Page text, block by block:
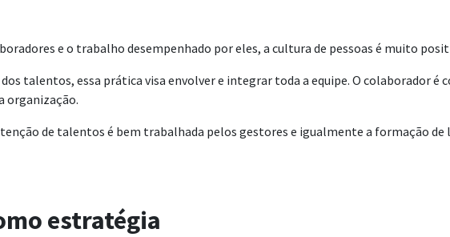
e o trabalho desempenhado por eles, a cultura de pessoas é muito
talentos, essa prática visa envolver e integrar toda a equipe. O colaborador
organização.
de talentos é bem trabalhada pelos gestores e igualmente a formação
estratégia